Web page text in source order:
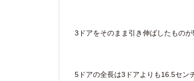
3ドアをそのまま引き伸ばしたものが
5ドアの全長は3ドアよりも16.5セン